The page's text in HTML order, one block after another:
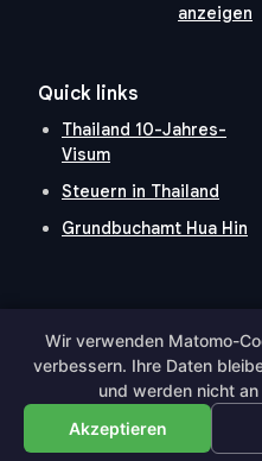
anzeigen
Quick links
Thailand 10-Jahres-
Visum
Steuern in Thailand
Grundbuchamt Hua Hin
Wir verwenden Matomo-
verbessern. Ihre Daten
und werden nicht
Akzeptieren
Hosted and Developed by
exPub.Net